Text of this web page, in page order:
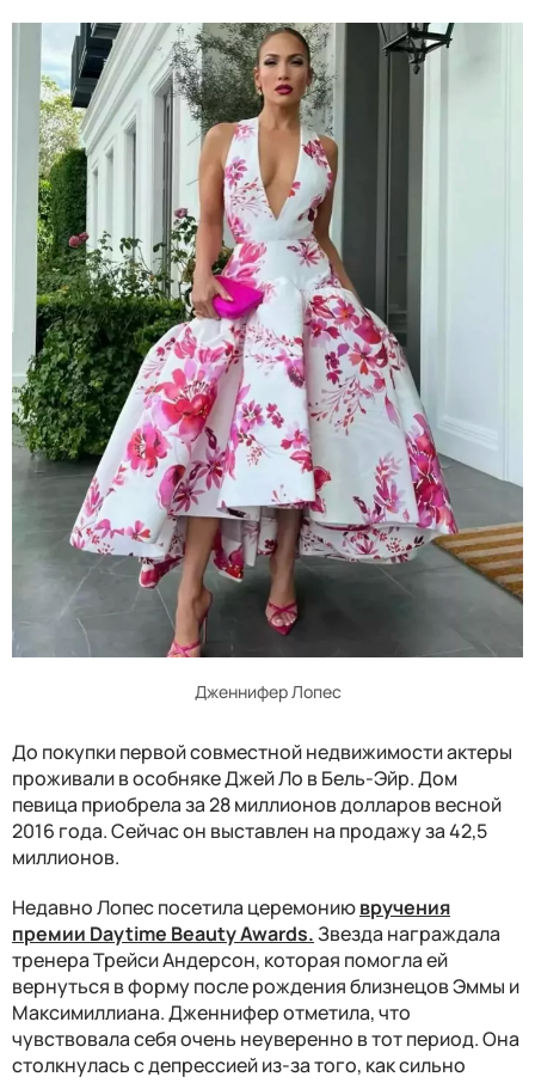
Дженнифер Лопес
До покупки первой совместной недвижимости актеры
проживали в особняке Джей Ло в Бель-Эйр. Дом
певица приобрела за 28 миллионов долларов весной
2016 года. Сейчас он выставлен на продажу за 42,5
миллионов.
Недавно Лопес посетила церемониювручения
премии Daytime Beauty Awards.Звезда награждала
тренера Трейси Андерсон, которая помогла ей
вернуться в форму после рождения близнецов Эммы и
Максимиллиана. Дженнифер отметила, что
чувствовала себя очень неуверенно в тот период. Она
столкнулась с депрессией из-за того, как сильно